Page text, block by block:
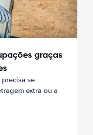
graças
se
extra ou a